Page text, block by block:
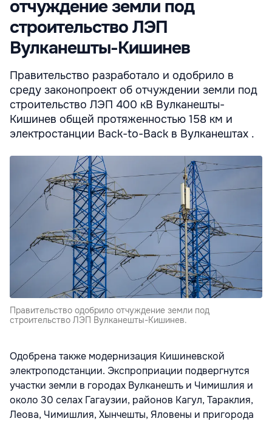
отчуждение земли под
строительство ЛЭП
Вулканешты-Кишинев
Правительство разработало и одобрило в
среду законопроект об отчуждении земли под
строительство ЛЭП 400 кВ Вулканешты-
Кишинев общей протяженностью 158 км и
электростанции Back-to-Back в Вулканештах .
Правительство одобрило отчуждение земли под
строительство ЛЭП Вулканешты-Кишинев.
Одобрена также модернизация Кишиневской
электроподстанции. Экспроприации подвергнутся
участки земли в городах Вулканешть и Чимишлия и
около 30 селах Гагаузии, районов Кагул, Тараклия,
Леова, Чимишлия, Хынчешты, Яловены и пригорода